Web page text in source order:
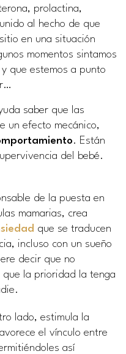
prolactina,
al hecho de que
en una situación
momentos sintamos
que estemos a punto
saber que las
un efecto mecánico,
. Están
del bebé.
de la puesta en
mamarias, crea
que se traducen
incluso con un sueño
decir que no
que la prioridad la tenga
lado, estimula la
el vínculo entre
así